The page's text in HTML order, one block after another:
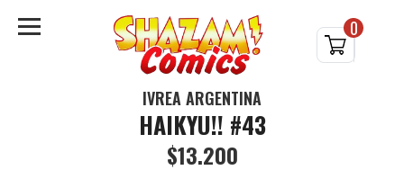
0
IVREA ARGENTINA
HAIKYU!! #43
$13.200